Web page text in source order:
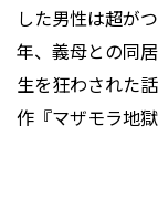
した男性は超が
年、義母との同
生を狂わされた
作『マザモラ地